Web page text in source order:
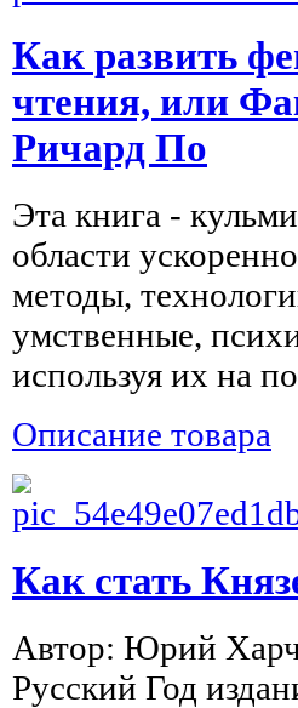
Как развить
чтения, или
Ричард По
Эта книга -
области
методы,
умственные,
используя их на
Описание товара
Как стать
Автор: Юрий
Русский Год